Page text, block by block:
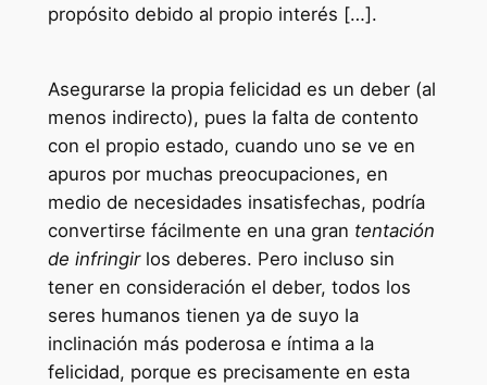
propósito debido al propio interés […].
Asegurarse la propia felicidad es un deber (al
menos indirecto), pues la falta de contento
con el propio estado, cuando uno se ve en
apuros por muchas preocupaciones, en
medio de necesidades insatisfechas, podría
convertirse fácilmente en una gran tentación
de infringirlos deberes. Pero incluso sin
tener en consideración el deber, todos los
seres humanos tienen ya de suyo la
inclinación más poderosa e íntima a la
felicidad, porque es precisamente en esta